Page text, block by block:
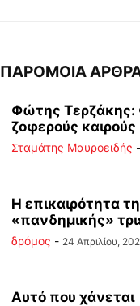
ΠΑΡΟΜΟΙΑ
Φώτης Τερζάκης:
ζοφερούς καιρούς
Σταμάτης Μαυροειδής -
Η επικαιρότητα
«πανδημικής»
δρόμος - 24 Απριλίου,
Αυτό που χάνεται